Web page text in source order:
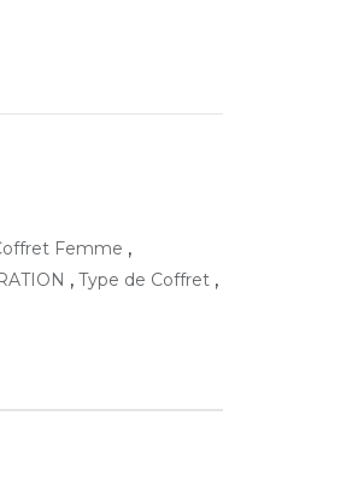
Femme ,
, Type de Coffret ,